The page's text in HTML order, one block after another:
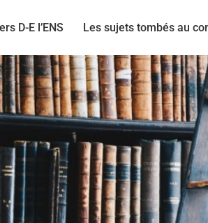
D-E l’ENS Les sujets tombés au